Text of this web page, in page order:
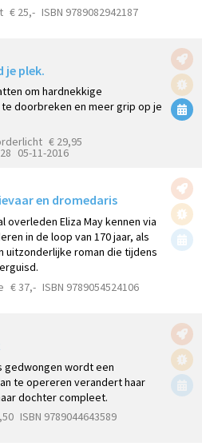
€ 25,- ISBN 9789082942187
je plek.
om hardnekkige
doorbreken en meer grip op je
€ 29,95
05-11-2016
en dromedaris
overleden Eliza May kennen via
in de loop van 170 jaar, als
uitzonderlijke roman die tijdens
€ 37,- ISBN 9789054524106
gedwongen wordt een
te opereren verandert haar
dochter compleet.
ISBN 9789044643589